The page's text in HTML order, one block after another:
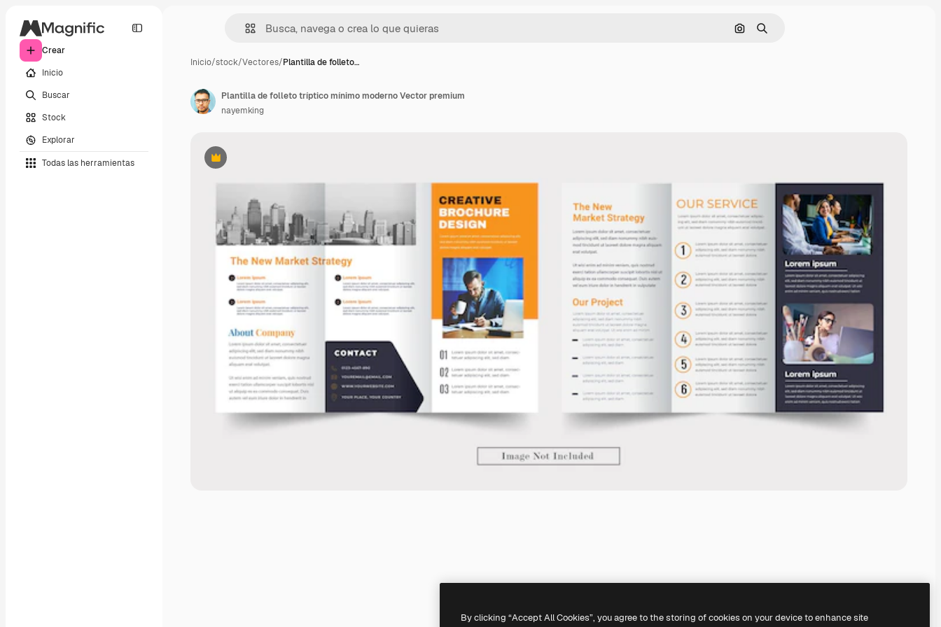
Crear
Inicio
Buscar
Stock
Explorar
Todas las herramientas
Buscar por imagen
Buscar
Inicio/stock/Vectores/Plantilla de folleto…
Premium
Plantilla de folleto tríptico mínimo moderno Vector premium
nayemking
By clicking “Accept All Cookies”, you agree to the storing of cookies on your device to enhance site